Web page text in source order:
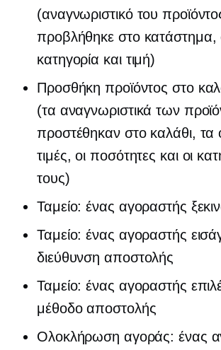
(αναγνωριστικό του
προβλήθηκε στο κατάστημα,
κατηγορία και τιμή)
Προσθήκη προϊόντος στο
(τα αναγνωριστικά των
προστέθηκαν στο καλάθι, τα
τιμές, οι ποσότητες και οι
τους)
Ταμείο: ένας αγοραστής
Ταμείο: ένας αγοραστής
διεύθυνση αποστολής
Ταμείο: ένας αγοραστής
μέθοδο αποστολής
Ολοκλήρωση αγοράς: ένας